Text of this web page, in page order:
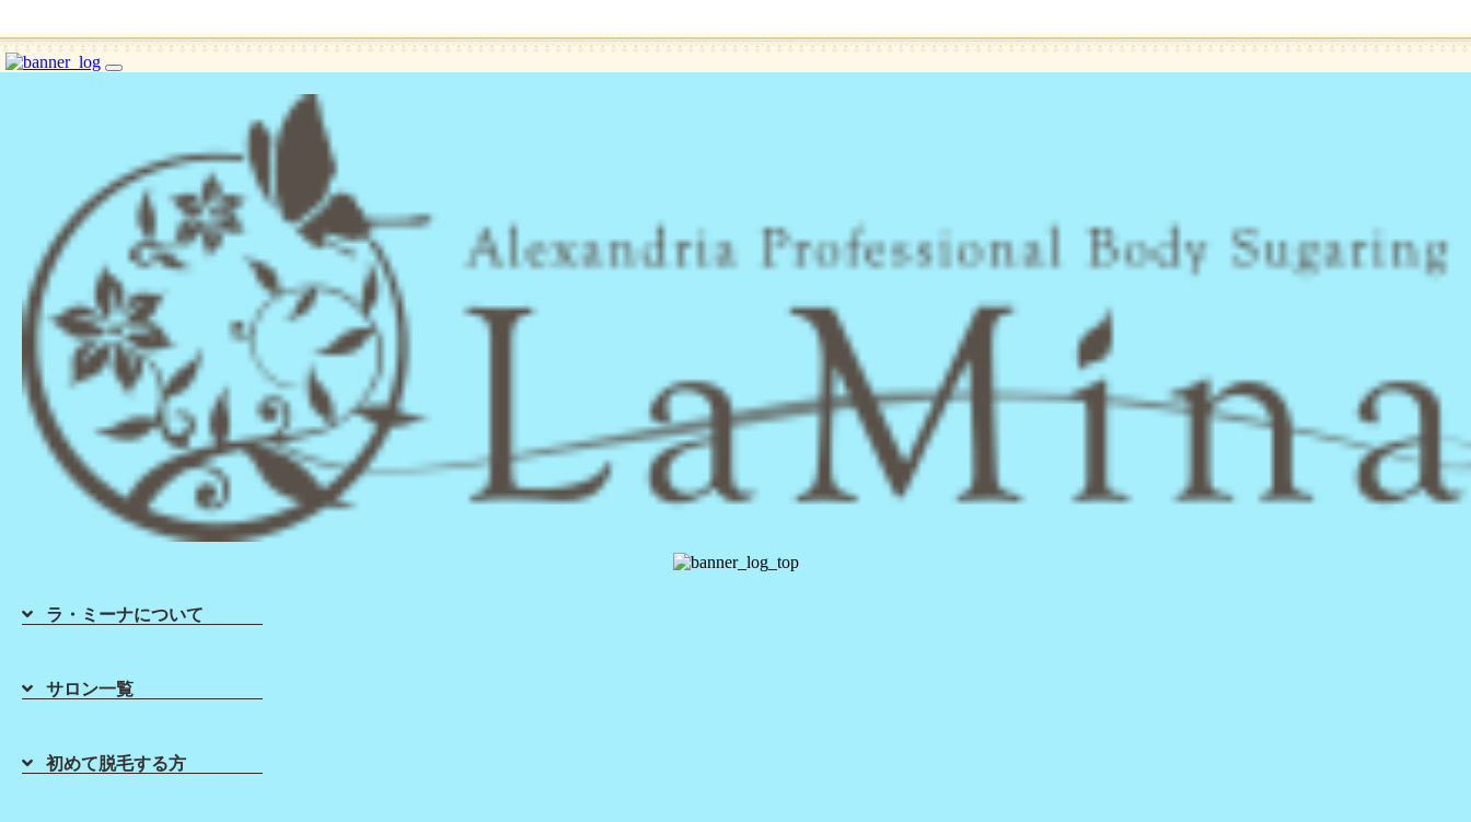
toggle
ラ・ミーナについて
サロン一覧
初めて脱毛する方
Home
ホーム
About Sugaring
初めて脱毛する方
List of SalonsSugaring Price Sugaring School
シュガーリング
About Lamina
ラ・ミーナに ついて
東京でシュガーリングサロンを選ぶ時に見るべきポイント
2026年05月16日
東京でシュガーリングサロンを選ぶ時に見るべきポイント
シュガーリングは、サロンによって技術・知識・使用商材に差が出やすい施術です。
「どのような技術教育を受けているか」を見ることも大切です。
シュガーリングは、ただペーストを塗って取るだけではありません。